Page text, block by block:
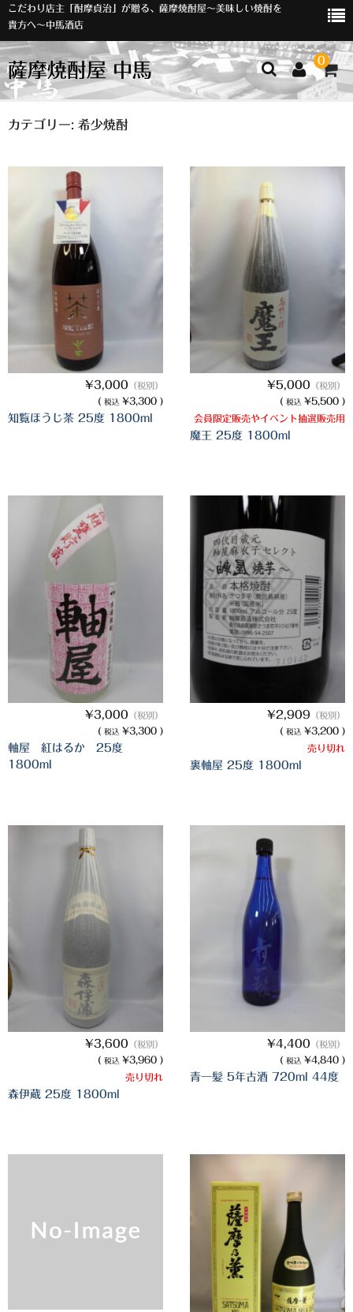
こだわり店主「酎摩貞治」が贈る、薩摩焼酎屋～美味しい焼酎を
貴方へ～中馬酒店
薩摩焼酎屋 中馬 0
ホーム
入荷情報
イベント
オリジナルラベル
店主おすすめ
数量限定
希少焼酎
セット商品
中馬酒店オリジナル
全取扱商品
森伊蔵酒造
村尾酒造
万膳酒造
軸屋酒造
白石酒造
本坊酒造
カテゴリー: 希少焼酎
¥3,000 （税別）
( 税込 ¥3,300 )
知覧ほうじ茶 25度 1800ml
¥5,000 （税別）
( 税込 ¥5,500 )
会員限定販売やイベント抽選販売用
魔王 25度 1800ml
¥3,000 （税別）
( 税込 ¥3,300 )
軸屋 紅はるか 25度
1800ml
¥2,909 （税別）
( 税込 ¥3,200 )
売り切れ
裏軸屋 25度 1800ml
¥3,600 （税別）
( 税込 ¥3,960 )
売り切れ
森伊蔵 25度 1800ml
¥4,400 （税別）
( 税込 ¥4,840 )
青一髪 5年古酒 720ml 44度